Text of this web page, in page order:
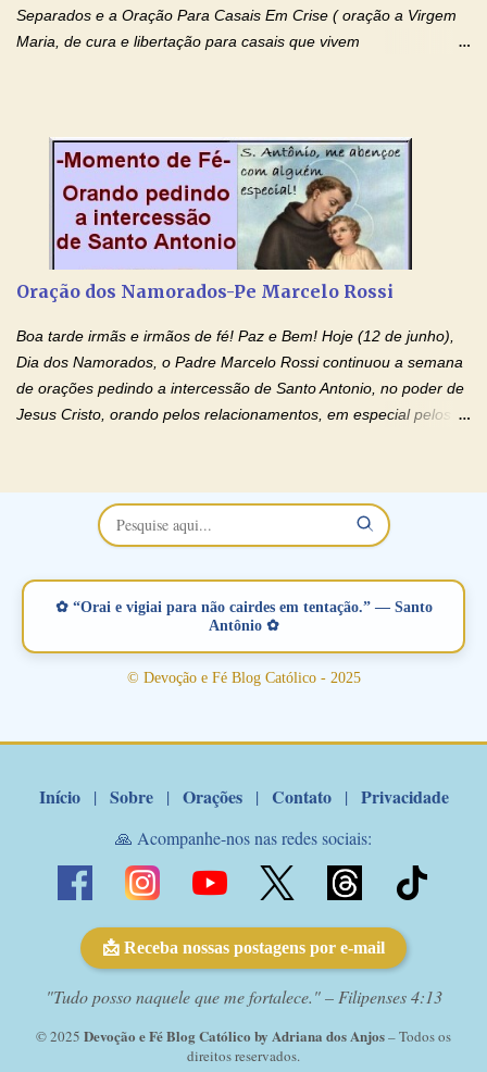
Separados e a Oração Para Casais Em Crise ( oração a Virgem
Maria, de cura e libertação para casais que vivem
no programa de rádio Momento de Fé, pela cura dos
relacionamentos. Seu relacionamento está doente? Você está
sofrendo? Então ouça o Momento de Fé e entre nesta corrente
de orações abençoadas, d eixe o Amor Ágape de Jesus curar e
restaurar você e seu relacionamento. Adriana-Devoção e Fé
separados, devido ao envolvimento de outras pessoas no
relacionamento e que minaram, espiritualmente, a relação do
casal. Vamos orar (coloque o seu esposo ou esposa diante de
Deus). "Senhor Jesus, restaura os laços ...
Oração dos Namorados-Pe Marcelo Rossi
Boa tarde irmãs e irmãos de fé! Paz e Bem! Hoje (12 de junho),
Dia dos Namorados, o Padre Marcelo Rossi continuou a semana
de orações pedindo a intercessão de Santo Antonio, no poder de
Jesus Cristo, orando pelos relacionamentos, em especial pelos
maravilhosos cartões que coloquei aqui para vocês. Não perca
esta abençoada semana no Momento de Fé do Padre Marcelo,
vamos juntos formar esta forte corrente de orações. Você que
verdadeiro, ou que está com problemas no relacionamento
amoroso, creia na poderosa intercessão deste santo amigo:
Santo Antonio! Tenha fé, não desista, pois ele intercede por nós
junto a Jesus! Fique no Amor Ágape de Jesus e no Amor Materno
✿ “Orai e vigiai para não cairdes em tentação.” — Santo
Antônio ✿
© Devoção e Fé Blog Católico - 2025
Início | Sobre | Orações | Contato | Privacidade
🙏 Acompanhe-nos nas redes sociais:
📩 Receba nossas postagens por e-mail
"Tudo posso naquele que me fortalece." – Filipenses 4:13
© 2025 Devoção e Fé Blog Católico by Adriana dos Anjos– Todos os
direitos reservados.